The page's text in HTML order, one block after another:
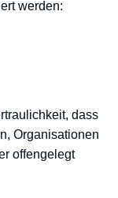
werden:
dass
Organisationen
offengelegt